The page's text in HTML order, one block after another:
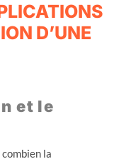
D’UNE
et le
la